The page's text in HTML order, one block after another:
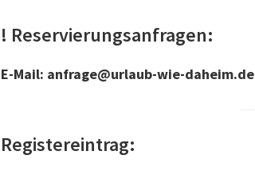
! Reservierungsanfragen:
E-Mail: anfrage@urlaub-wie-daheim.de
Registereintrag: